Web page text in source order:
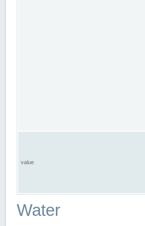
value
Water